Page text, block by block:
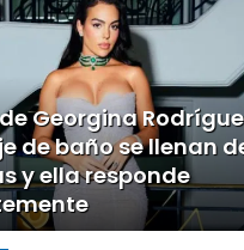
Georgina
de baño se llenan
y ella responde